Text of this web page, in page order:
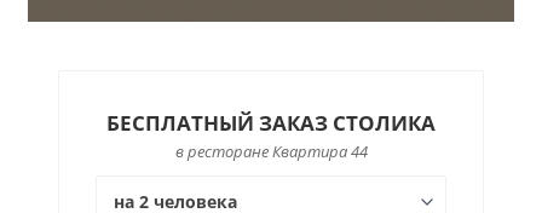
БЕСПЛАТНЫЙ ЗАКАЗ СТОЛИКА
в ресторане Квартира 44